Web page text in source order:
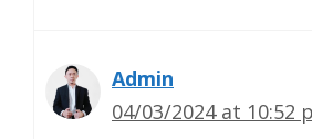
Admin
04/03/2024 at 10:52